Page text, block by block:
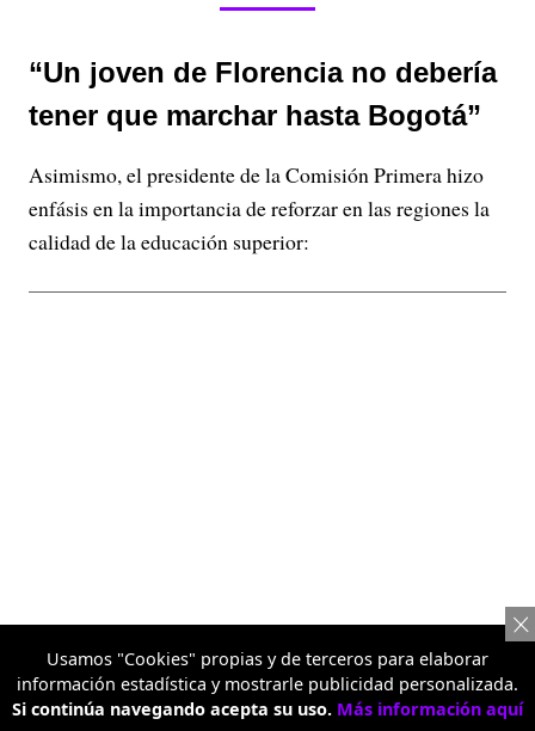
“Un joven de Florencia no debería
tener que marchar hasta Bogotá”
Asimismo, el presidente de la Comisión Primera hizo
enfásis en la importancia de reforzar en las regiones la
calidad de la educación superior:
Usamos "Cookies" propias y de terceros para elaborar
información estadística y mostrarle publicidad personalizada.
Si continúa navegando acepta su uso. Más información aquí